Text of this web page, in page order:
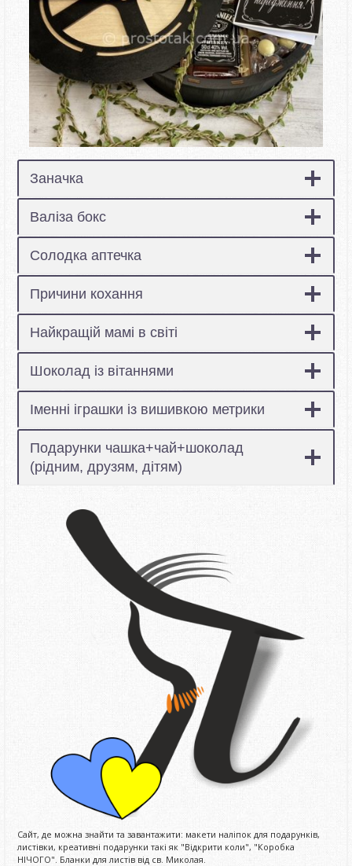
Заначка
Валіза бокс
Солодка аптечка
Причини кохання
Найкращій мамі в світі
Шоколад із вітаннями
Іменні іграшки із вишивкою метрики
Подарунки чашка+чай+шоколад
(рідним, друзям, дітям)
Сайт, де можна знайти та завантажити: макети наліпок для подарунків,
листівки, креативні подарунки такі як "Відкрити коли", "Коробка
НІЧОГО". Бланки для листів від св. Миколая.